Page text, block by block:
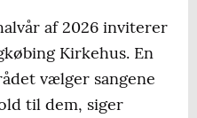
af 2026 inviterer
Kirkehus. En
vælger sangene
til dem, siger